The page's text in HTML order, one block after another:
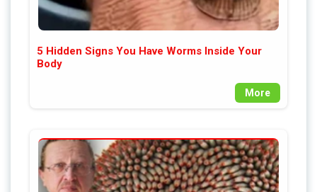
5 Hidden Signs You Have Worms Inside Your
Body
More